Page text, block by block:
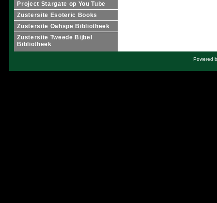
Project Stargate op You Tube
Zustersite Esoteric Books
Zustersite Oahspe Bibliotheek
Zustersite Tweede Bijbel
Bibliotheek
Powered